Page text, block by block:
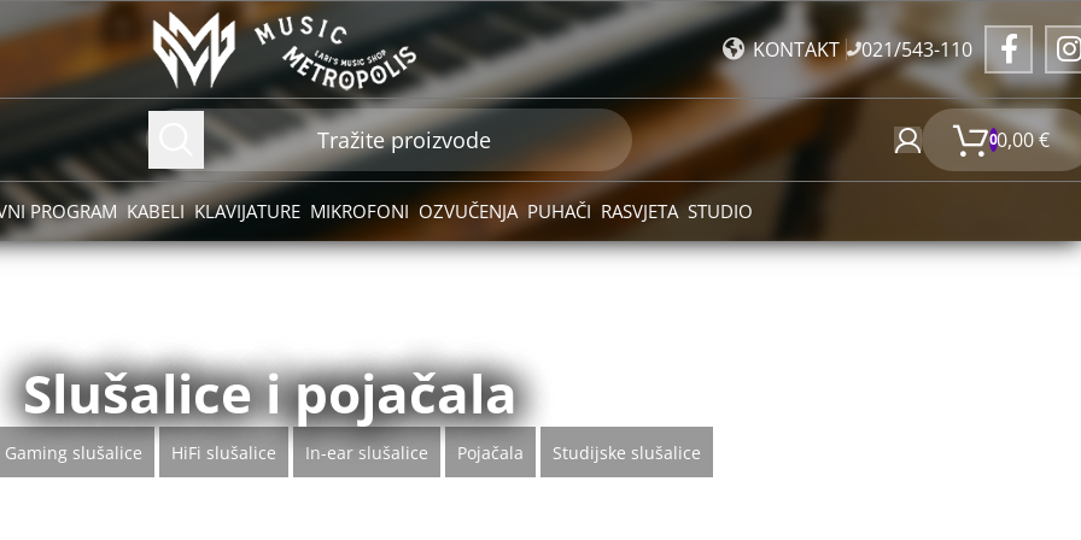
KONTAKT 021/543-110
00,00€
PROGRAM KABELI KLAVIJATURE MIKROFONI OZVUČENJA PUHAČI RASVJETA STUDIO
Slušalice i pojačala
Gaming slušalice HiFi slušalice In-ear slušalice Pojačala Studijske slušalice